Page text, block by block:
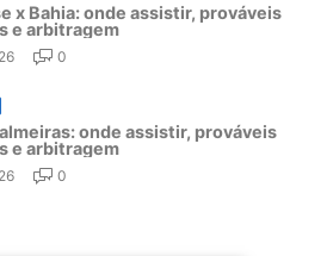
x Bahia: onde assistir, prováveis
e arbitragem
0
onde assistir, prováveis
e arbitragem
0